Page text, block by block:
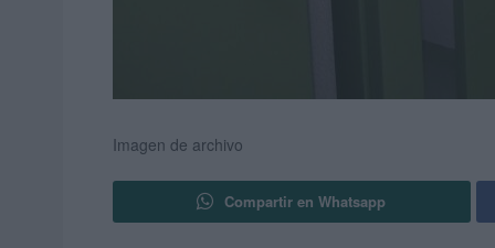
Imagen de archivo
Compartir en Whatsapp